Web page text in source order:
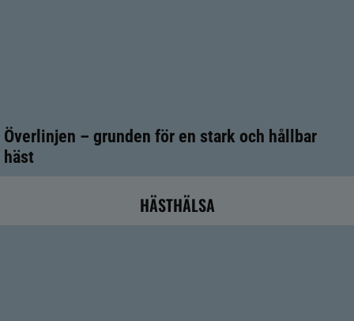
Överlinjen – grunden för en stark och hållbar
häst
HÄSTHÄLSA